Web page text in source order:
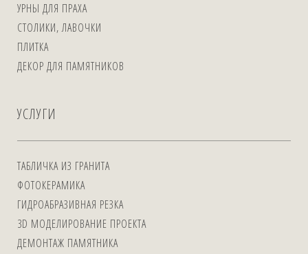
УРНЫ ДЛЯ ПРАХА
СТОЛИКИ, ЛАВОЧКИ
ПЛИТКА
ДЕКОР ДЛЯ ПАМЯТНИКОВ
УСЛУГИ
ТАБЛИЧКА ИЗ ГРАНИТА
ФОТОКЕРАМИКА
ГИДРОАБРАЗИВНАЯ РЕЗКА
3D МОДЕЛИРОВАНИЕ ПРОЕКТА
ДЕМОНТАЖ ПАМЯТНИКА